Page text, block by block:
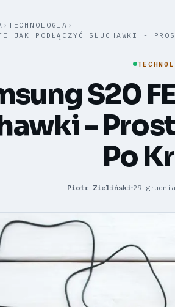
› TECHNOLOGIA ›
JAK PODŁĄCZYĆ SŁUCHAWKI -
S20
-
Po
Piotr Zieliński 29